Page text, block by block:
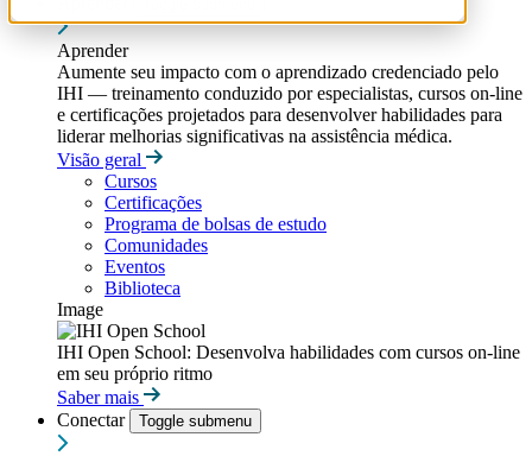
Aprender
Aumente seu impacto com o aprendizado credenciado pelo
IHI — treinamento conduzido por especialistas, cursos on-line
e certificações projetados para desenvolver habilidades para
liderar melhorias significativas na assistência médica.
Visão geral
Cursos
Certificações
Programa de bolsas de estudo
Comunidades
Eventos
Biblioteca
Image
IHI Open School: Desenvolva habilidades com cursos on-line
em seu próprio ritmo
Saber mais
Conectar
Toggle submenu